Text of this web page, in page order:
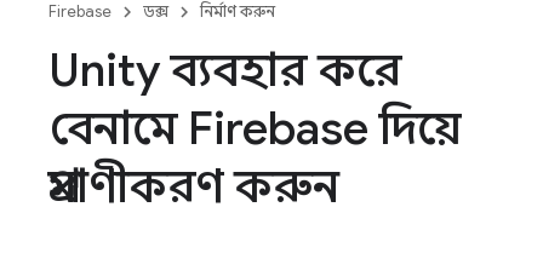
Firebase ডক্স নির্মাণ করুন
Unity ব্যবহার করে
বেনামে Firebase দিয়ে
প্রমাণীকরণ করুন